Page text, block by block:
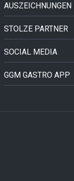
AUSZEICHNUNGEN
STOLZE PARTNER
SOCIAL MEDIA
GGM GASTRO APP